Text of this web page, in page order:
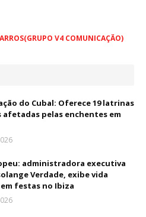
V4 COMUNICAÇÃO)
do Cubal: Oferece 19 latrinas
afetadas pelas enchentes em
administradora executiva
Verdade, exibe vida
festas no Ibiza